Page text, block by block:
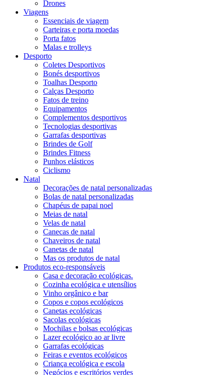
Drones
Viagens
Essenciais de viagem
Carteiras e porta moedas
Porta fatos
Malas e trolleys
Desporto
Coletes Desportivos
Bonés desportivos
Toalhas Desporto
Calças Desporto
Fatos de treino
Equipamentos
Complementos desportivos
Tecnologias desportivas
Garrafas desportivas
Brindes de Golf
Brindes Fitness
Punhos elásticos
Ciclismo
Natal
Decorações de natal personalizadas
Bolas de natal personalizadas
Chapéus de papai noel
Meias de natal
Velas de natal
Canecas de natal
Chaveiros de natal
Canetas de natal
Mas os produtos de natal
Produtos eco-responsáveis
Casa e decoração ecológicas.
Cozinha ecológica e utensílios
Vinho orgânico e bar
Copos e copos ecológicos
Canetas ecológicas
Sacolas ecológicas
Mochilas e bolsas ecológicas
Lazer ecológico ao ar livre
Garrafas ecológicas
Feiras e eventos ecológicos
Criança ecológica e escola
Negócios e escritórios verdes